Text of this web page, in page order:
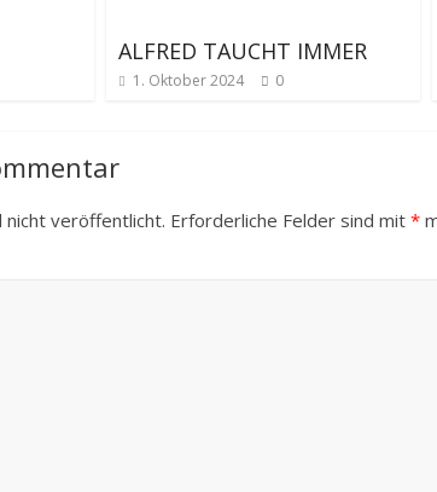
ALFRED TAUCHT IMMER
1. Oktober 2024 0
nicht veröffentlicht. Erforderliche Felder sind mit *